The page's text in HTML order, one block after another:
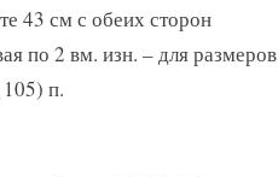
43 см с обеих сторон
по 2 вм. изн. – для размеров
п.